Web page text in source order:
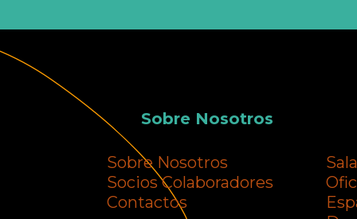
Sobre Nosotros
Sobre Nosotros
Socios Colaboradores
Contactos